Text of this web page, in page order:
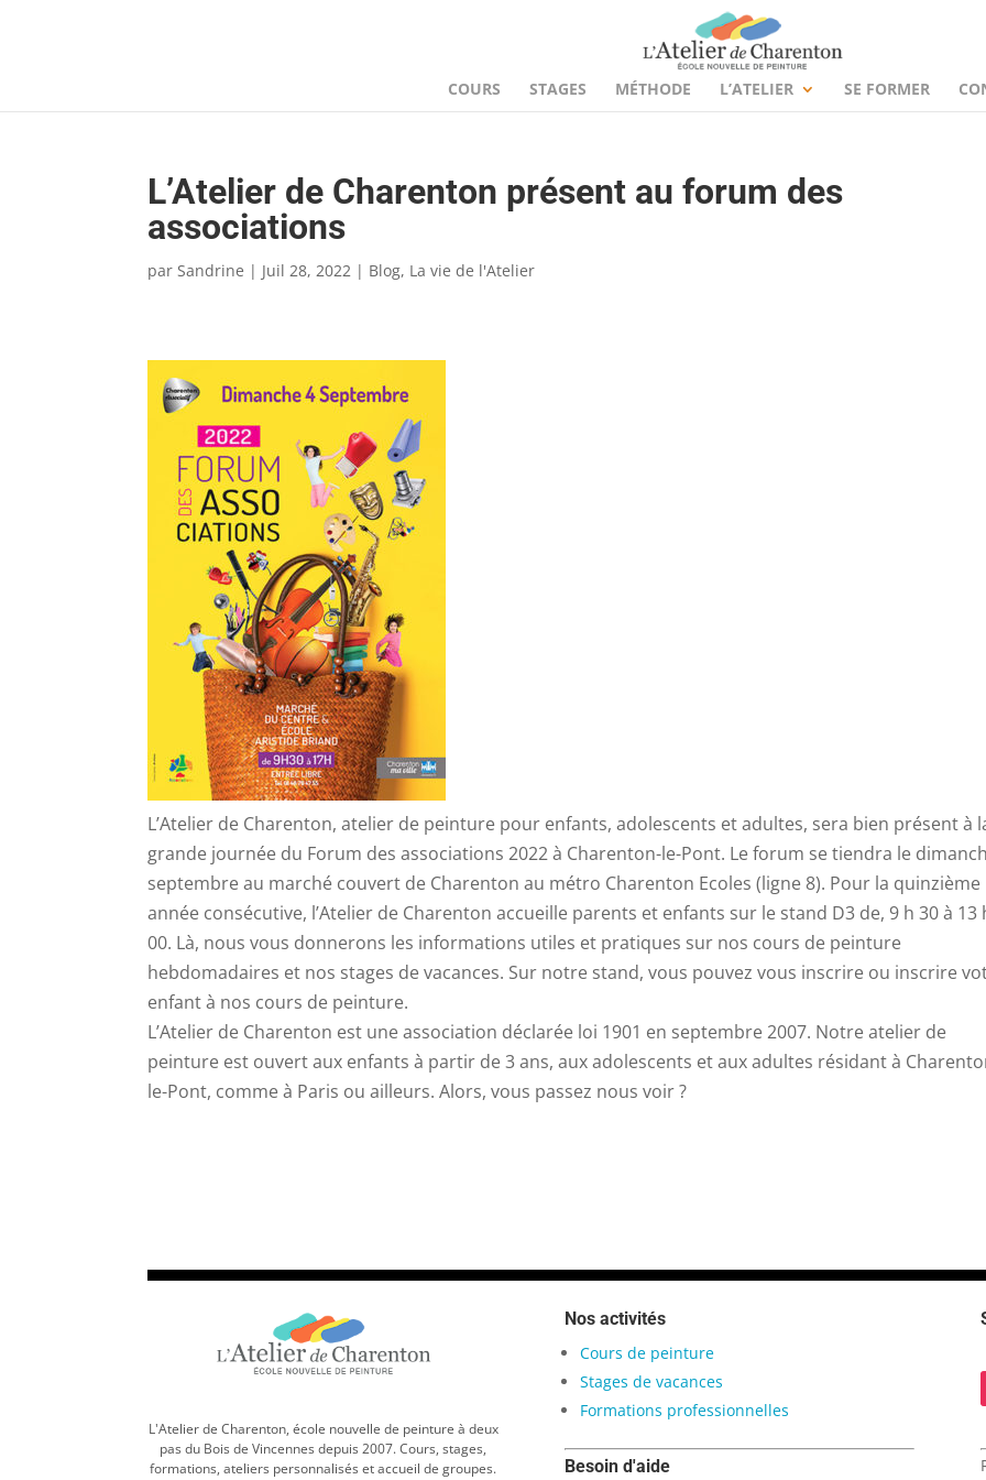
COURS STAGES MÉTHODE L’ATELIER SE FORMER
L’Atelier de Charenton présent au forum des
associations
parSandrine | Juil 28, 2022 | Blog, La vie de l'Atelier
L’Atelier de Charenton, atelier de peinture pour enfants, adolescents et adultes, sera bien présent à
grande journée du Forum des associations 2022 à Charenton-le-Pont. Le forum se tiendra le
septembre au marché couvert de Charenton au métro Charenton Ecoles (ligne 8). Pour la quinzième
année consécutive, l’Atelier de Charenton accueille parents et enfants sur le stand D3 de, 9 h 30 à 13
00. Là, nous vous donnerons les informations utiles et pratiques sur nos cours de peinture
hebdomadaires et nos stages de vacances. Sur notre stand, vous pouvez vous inscrire ou inscrire
enfant à nos cours de peinture.
L’Atelier de Charenton est une association déclarée loi 1901 en septembre 2007. Notre atelier de
peinture est ouvert aux enfants à partir de 3 ans, aux adolescents et aux adultes résidant à
le-Pont, comme à Paris ou ailleurs. Alors, vous passez nous voir ?
L'Atelier de Charenton, école nouvelle de peinture à deux
pas du Bois de Vincennes depuis 2007. Cours, stages,
formations, ateliers personnalisés et accueil de groupes.
Nos activités
Cours de peinture
Stages de vacances
Formations professionnelles
Besoin d'aide